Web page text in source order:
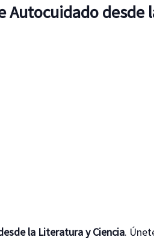
Autocuidado desde
la Literatura y Ciencia.